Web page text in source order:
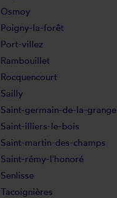
Osmoy
Poigny-la-forêt
Port-villez
Rambouillet
Rocquencourt
Sailly
Saint-germain-de-la-grange
Saint-illiers-le-bois
Saint-martin-des-champs
Saint-rémy-l'honoré
Senlisse
Tacoignières